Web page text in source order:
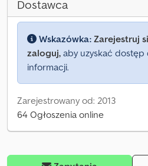
Dostawca
Wskazówka: Zarejestruj
zaloguj, aby uzyskać dostęp
informacji.
Zarejestrowany od: 2013
64 Ogłoszenia online